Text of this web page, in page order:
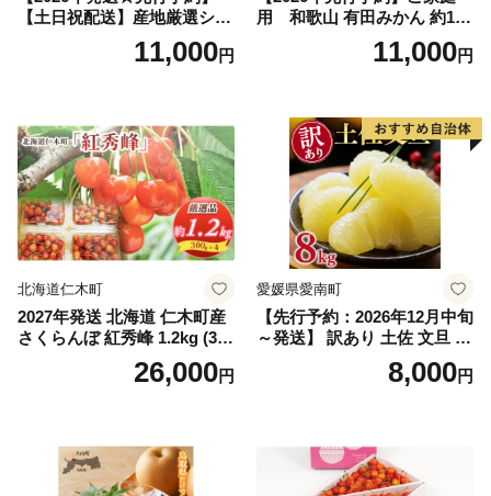
【土日祝配送】産地厳選シャ
インマスカット1.2kg～1.3kg
（2房～3房）※沖縄・離島配
笛吹市 山梨県 フルーツ 果物
ぶどう 葡萄 大粒 シャインマ
スカット おすすめ シャイン
マスカット 贈答 ギフト 産地
笛吹市 シャインマスカット
笛吹 葡萄 国産 ぶどう 人気
国産 1.2kg 先行｜
11,000円
用 和歌山 有田みかん 約10k
g (2L、3Lサイズ)【湯浅町】
11,000円
北海道仁木町
2027年発送 北海道 仁木町産
さくらんぼ 紅秀峰 1.2kg (300
g×4パック) Lサイズ以上 旬
桜桃 産地直送 サクランボ チ
26,000円
愛媛県愛南町
【先行予約：2026年12月中旬
～発送】 訳あり 土佐 文旦 8k
g (Mサイズ以上サイズミック
ス) 8000円 わけあり ぶんた
産 農家直送 期間限定 特産品
サイズミックス くらもとフ
ァーム 愛南町 愛媛県
8,000円